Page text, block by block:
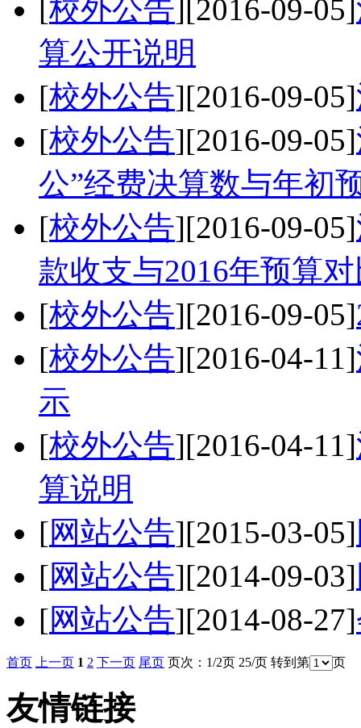
校外公告 [2016-09-05]
算公开说明
[校外公告][2016-09-05]
[校外公告][2016-09-05]
公”经费决算数与年初
[校外公告][2016-09-05]
款收支与2016年预算
[校外公告][2016-09-05]
[校外公告][2016-04-11]
示
[校外公告][2016-04-11]
算说明
[网站公告][2015-03-05]
[网站公告][2014-09-03]
[网站公告][2014-08-27]
首页 上一页 1 2 下一页 尾页 页次：1/2页 25/页 转到第 页
友情链接